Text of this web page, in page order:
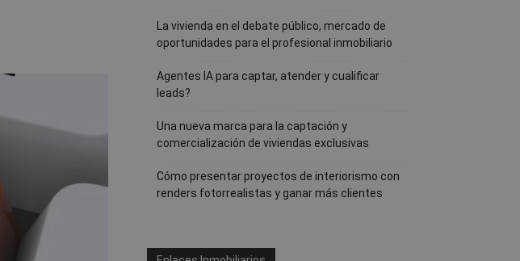
La vivienda en el debate público, mercado de
oportunidades para el profesional inmobiliario
Agentes IA para captar, atender y cualificar
leads?
Una nueva marca para la captación y
comercialización de viviendas exclusivas
Cómo presentar proyectos de interiorismo con
renders fotorrealistas y ganar más clientes